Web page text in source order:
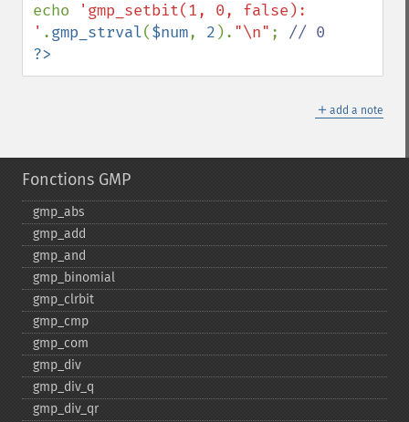
echo
'gmp_setbit(1, 0, false):
' .gmp_strval($num, 2 ). "\n" ;
?>
＋ add a note
Fonctions GMP
gmp_​abs
gmp_​add
gmp_​and
gmp_​binomial
gmp_​clrbit
gmp_​cmp
gmp_​com
gmp_​div
gmp_​div_​q
gmp_​div_​qr